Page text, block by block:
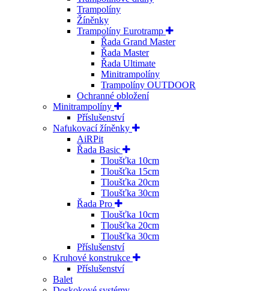
Trampolíny
Žíněnky
Trampolíny Eurotramp
Řada Grand Master
Řada Master
Řada Ultimate
Minitrampolíny
Trampolíny OUTDOOR
Ochranné obložení
Minitrampolíny
Příslušenství
Nafukovací žíněnky
AiRPit
Řada Basic
Tloušťka 10cm
Tloušťka 15cm
Tloušťka 20cm
Tloušťka 30cm
Řada Pro
Tloušťka 10cm
Tloušťka 20cm
Tloušťka 30cm
Příslušenství
Kruhové konstrukce
Příslušenství
Balet